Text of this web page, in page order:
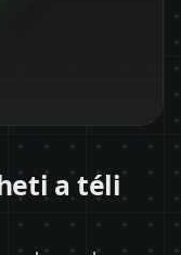
a téli